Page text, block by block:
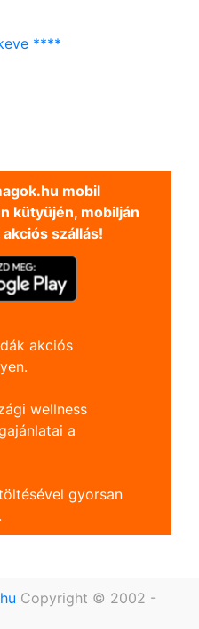
****
mobil
kütyüjén, mobilján
szállás!
akciós
wellness
a
gyorsan
Copyright © 2002 -